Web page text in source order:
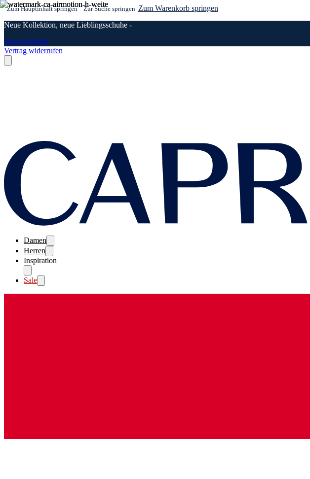
Zum Hauptinhalt springen Zur Suche springen Zum Warenkorb springen
Neue Kollektion, neue Lieblingsschuhe -
Jetzt verlieben
Vertrag widerrufen
Damen
Herren
Inspiration
Sale